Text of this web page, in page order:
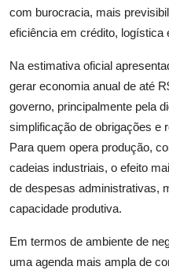
com burocracia, mais
eficiência em crédito, logística
Na estimativa oficial
gerar economia anual de até
governo, principalmente pela
simplificação de obrigações e
Para quem opera produção,
cadeias industriais, o efeito
de despesas administrativas,
capacidade produtiva.
Em termos de ambiente de
uma agenda mais ampla de